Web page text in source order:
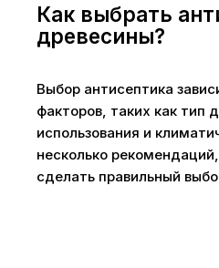
Как выбрать
древесины?
Выбор антисептика
факторов, таких как тип
использования и
несколько
сделать правильный